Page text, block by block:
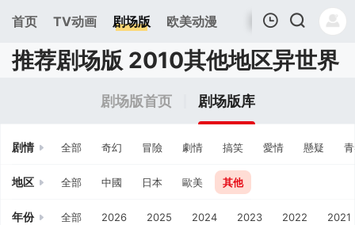
首页 TV动画 剧场版 欧美动漫
我的观影记录
推荐剧场版 2010其他地区异世界
剧场版首页 剧场版库
剧情 全部 奇幻 冒險 劇情 搞笑 愛情 懸疑
地区 全部 中國 日本 歐美 其他
年份 全部 2026 2025 2024 2023 2022 2021